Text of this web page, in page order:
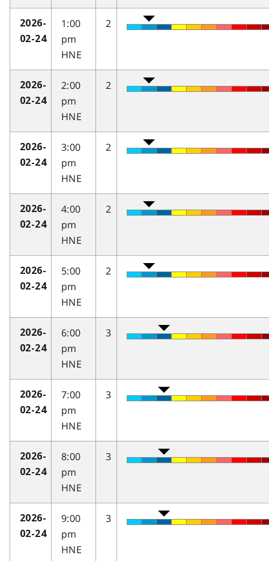
2026-
02-24
1:00
pm
HNE
2
2026-
02-24
2:00
pm
HNE
2
2026-
02-24
3:00
pm
HNE
2
2026-
02-24
4:00
pm
HNE
2
2026-
02-24
5:00
pm
HNE
2
2026-
02-24
6:00
pm
HNE
3
2026-
02-24
7:00
pm
HNE
3
2026-
02-24
8:00
pm
HNE
3
2026-
02-24
9:00
pm
HNE
3